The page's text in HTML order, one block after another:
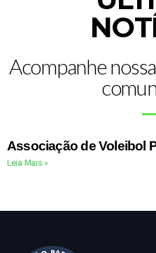
Acompanhe
Associação de Voleibol
Leia Mais »